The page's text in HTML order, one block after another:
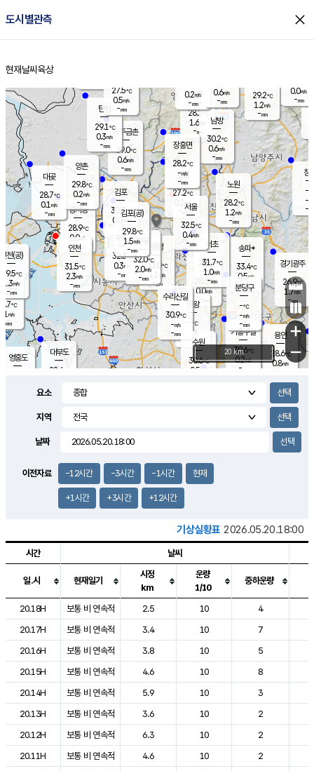
도시별관측 close
홈
현재날씨 육상
의도
℃
m/s
mm
영흥도
양주
28.2℃
1.6
-mm
과천
28.0℃
0.0m/s
- mm
용인
28.6℃
0.8m/s
경기광주
26.9℃
1.7m/s
-mm
0.0m/s
대부도
28.6
경서동
28.9℃
0.0m/s
-mm
파주금촌
29.0℃
0.6m/s
-mm
29.2℃
1.2m/s
-mm
대곶
28.7℃
0.1 m/s
-mm
창
-
-m/
-
탄현
29.1℃
0.3m/s
-mm
0.0m/s
-mm
의왕
- ℃
m/s
mm
김포
30.3℃
0.0 m/s
mm
광명
33.0
℃
1.1 m/s
-mm
부천
32.3℃
0.3m/s
-mm
양촌
29.8℃
0.2m/s
-mm
구로
32.0℃
2.0m/s
-mm
은평
27.2℃
0.2 m/s
- mm
노원
28.2℃
1.2m/s
-mm
송파*
33.4℃
0.5m/s
-mm
서초
31.7℃
1.0m/s
-mm
남방
30.2℃
0.6m/s
-mm
기흥구갈
30.6℃
0.2m/s
-
수리산길
30.9℃
-m/s
-mm
분당구
-℃
-m/s
-mm
장흥면
28.2℃
-m/s
-mm
0.2m/s
-mm
인천(공)
29.5℃
1.3m/s
-mm
김포(공)
29.8℃
1.5m/s
-mm
수원
30.6℃
0.5 m/s
인천
31.5℃
2.3m/s
-mm
서울
32.5℃
0.4m/s
-mm
27.5℃
0.5m/s
-mm
0.6m/s
-mm
+
−
20 km
요소
지역
날짜
이전자료 -12시간 -3시간 -1시간 현재
+1시간 +3시간 +12시간
기상실황표 2026.05.20.18:00
도시별 기상실황표로 지점, 날씨, 기온, 강수, 바람, 기압등을 안내한 표입
시간 날씨
일.시 현재일기
시정
km
운량
1/10
중하운량
20.18H
보통 비 연속적 2.5 10 4
20.17H
보통 비 연속적 3.4 10 7
20.16H
보통 비 연속적 3.8 10 5
20.15H
보통 비 연속적 4.6 10 8
20.14H
보통 비 연속적 5.9 10 3
20.13H
보통 비 연속적 3.6 10 2
20.12H
보통 비 연속적 6.3 10 2
20.11H
보통 비 연속적 4.6 10 2